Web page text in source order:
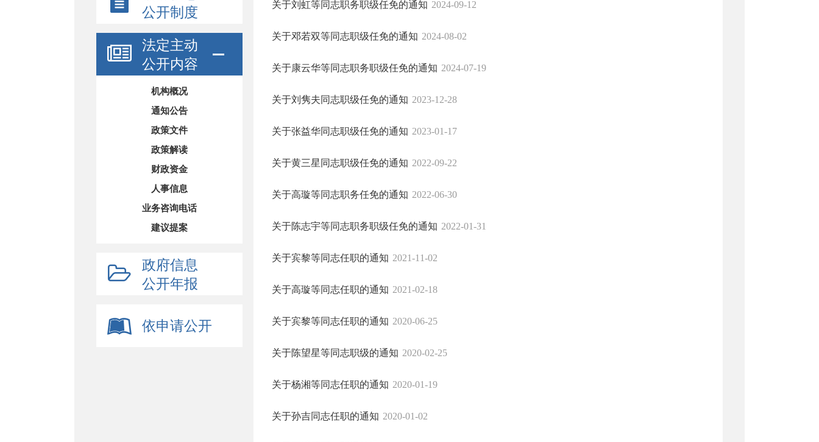
公开制度
法定主动
公开内容
机构概况
通知公告
政策文件
政策解读
财政资金
人事信息
业务咨询电话
建议提案
政府信息
公开年报
依申请公开
关于刘虹等同志职务职级任免的通知 2024-09-12
关于邓若双等同志职级任免的通知 2024-08-02
关于康云华等同志职务职级任免的通知 2024-07-19
关于刘隽夫同志职级任免的通知 2023-12-28
关于张益华同志职级任免的通知 2023-01-17
关于黄三星同志职级任免的通知 2022-09-22
关于高璇等同志职务任免的通知 2022-06-30
关于陈志宇等同志职务职级任免的通知 2022-01-31
关于宾黎等同志任职的通知 2021-11-02
关于高璇等同志任职的通知 2021-02-18
关于宾黎等同志任职的通知 2020-06-25
关于陈望星等同志职级的通知 2020-02-25
关于杨湘等同志任职的通知 2020-01-19
关于孙吉同志任职的通知 2020-01-02